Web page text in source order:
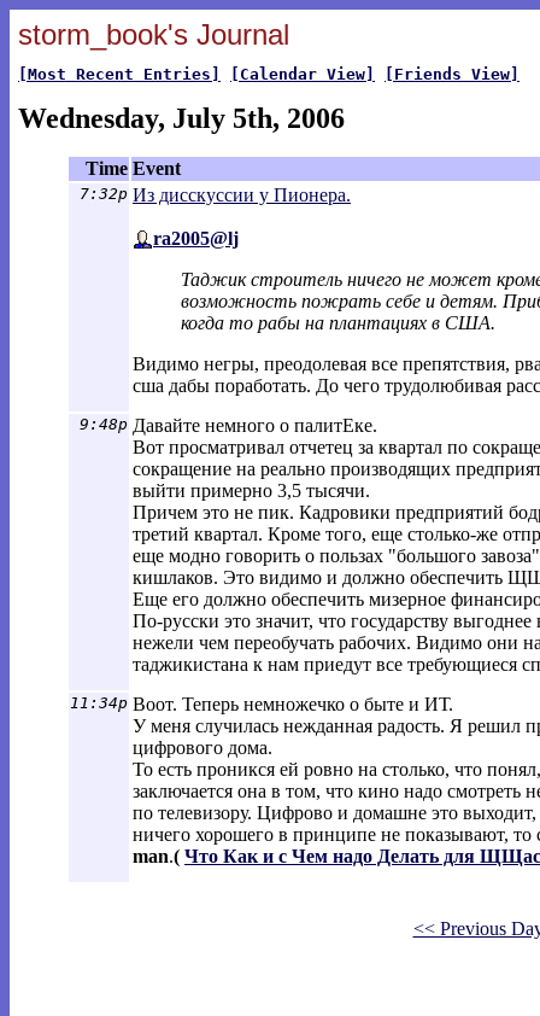
storm_book's Journal
[Most Recent Entries] [Calendar View] [Friends View]
Wednesday, July 5th, 2006
Time Event
7:32p Из дисскуссии у Пионера.
ra2005@lj
Таджик строитель ничего не может
возможность пожрать себе и детям.
когда то рабы на плантациях в США.
Видимо негры, преодолевая все препятствия,
сша дабы поработать. До чего трудолюбивая
9:48p Давайте немного о палитЕке.
Вот просматривал отчетец за квартал по
сокращение на реально производящих
выйти примерно 3,5 тысячи.
Причем это не пик. Кадровики предприятий
третий квартал. Кроме того, еще столько-же
еще модно говорить о пользах "большого
кишлаков. Это видимо и должно обеспечить
Еще его должно обеспечить мизерное
По-русски это значит, что государству
нежели чем переобучать рабочих. Видимо они
таджикистана к нам приедут все требующиеся
11:34p Воот. Теперь немножечко о быте и ИТ.
У меня случилась нежданная радость. Я решил
цифрового дома.
То есть проникся ей ровно на столько, что
заключается она в том, что кино надо смотреть
по телевизору. Цифрово и домашне это
ничего хорошего в принципе не показывают, то
man.( Что Как и с Чем надо Делать для
<< Previous